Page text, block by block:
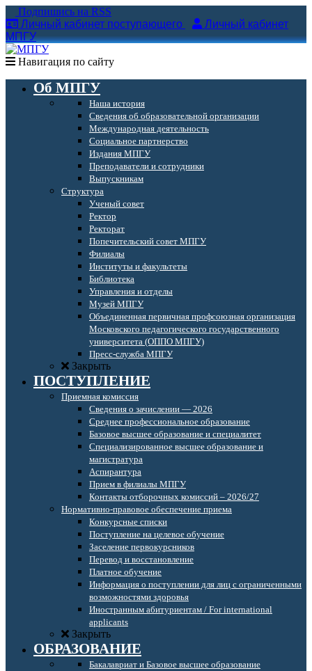
Подпишись на RSS
Личный кабинет поступающего
Личный кабинет
МПГУ
Навигация по сайту
Об МПГУ
Наша история
Сведения об образовательной организации
Международная деятельность
Социальное партнерство
Издания МПГУ
Преподаватели и сотрудники
Выпускникам
Структура
Ученый совет
Ректор
Ректорат
Попечительский совет МПГУ
Филиалы
Институты и факультеты
Библиотека
Управления и отделы
Музей МПГУ
Объединенная первичная профсоюзная организация
Московского педагогического государственного
университета (ОППО МПГУ)
Пресс-служба МПГУ
Закрыть
ПОСТУПЛЕНИЕ
Приемная комиссия
Сведения о зачислении — 2026
Среднее профессиональное образование
Базовое высшее образование и специалитет
Специализированное высшее образование и
магистратура
Аспирантура
Прием в филиалы МПГУ
Контакты отборочных комиссий – 2026/27
Нормативно-правовое обеспечение приема
Конкурсные списки
Поступление на целевое обучение
Заселение первокурсников
Перевод и восстановление
Платное обучение
Информация о поступлении для лиц с ограниченными
возможностями здоровья
Иностранным абитуриентам / For international
applicants
Закрыть
ОБРАЗОВАНИЕ
Бакалавриат и Базовое высшее образование